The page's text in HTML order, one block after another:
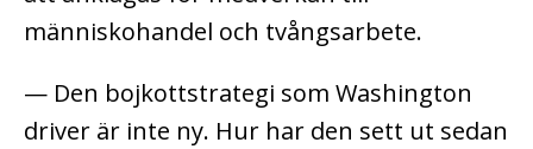
människohandel och tvångsarbete.
— Den bojkottstrategi som Washington
driver är inte ny. Hur har den sett ut sedan